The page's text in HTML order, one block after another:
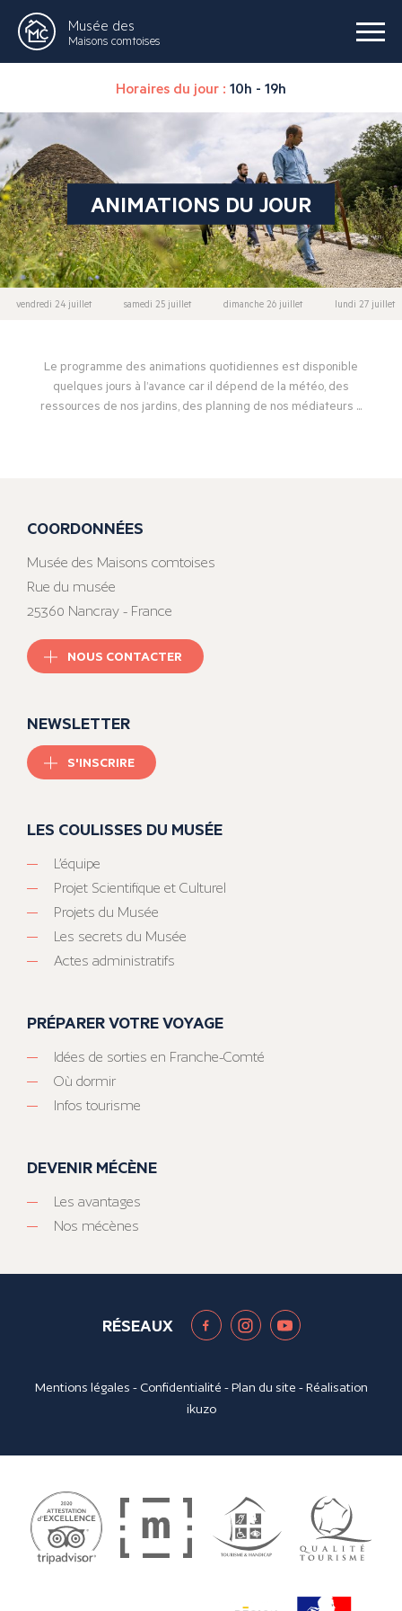
Musée des
Maisons comtoises
Horaires du jour : 10h - 19h
ANIMATIONS DU JOUR
vendredi 24 juillet samedi 25 juillet dimanche 26 juillet lundi 27 juillet
Le programme des animations quotidiennes est disponible
quelques jours à l’avance car il dépend de la météo, des
ressources de nos jardins, des planning de nos médiateurs ...
COORDONNÉES
Musée des Maisons comtoises
Rue du musée
25360 Nancray - France
NOUS CONTACTER
NEWSLETTER
S'INSCRIRE
LES COULISSES DU MUSÉE
L’équipe
Projet Scientifique et Culturel
Projets du Musée
Les secrets du Musée
Actes administratifs
PRÉPARER VOTRE VOYAGE
Idées de sorties en Franche-Comté
Où dormir
Infos tourisme
DEVENIR MÉCÈNE
Les avantages
Nos mécènes
RÉSEAUX
Mentions légales - Confidentialité -Plan du site - Réalisation
ikuzo